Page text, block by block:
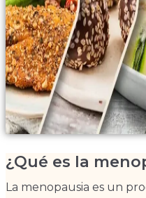
¿Qué es la
La menopausia es un